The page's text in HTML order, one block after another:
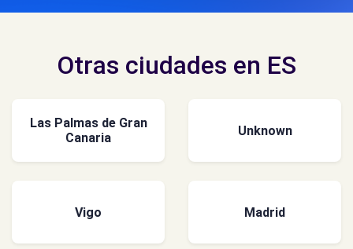
Otras ciudades en ES
Las Palmas de Gran
Canaria
Unknown
Vigo Madrid